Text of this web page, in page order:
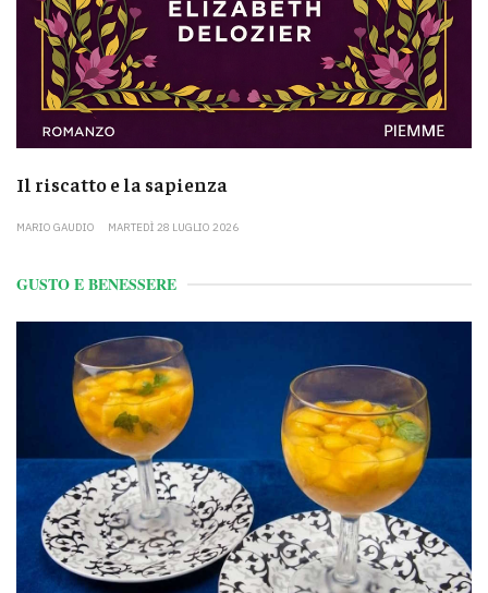
Il riscatto e la sapienza
MARIO GAUDIO MARTEDÌ 28 LUGLIO 2026
GUSTO E BENESSERE